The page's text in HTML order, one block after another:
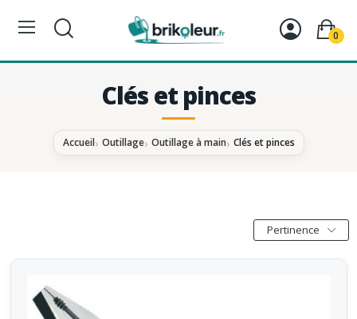
0
Clés et pinces
Accueil Outillage Outillage à main Clés et pinces
Pertinence